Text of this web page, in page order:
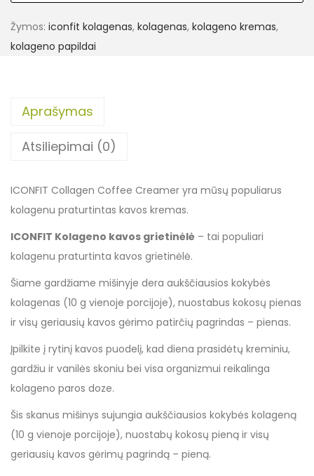
Žymos: iconfit kolagenas, kolagenas, kolageno kremas,
kolageno papildai
Aprašymas
Atsiliepimai (0)
ICONFIT Collagen Coffee Creamer yra mūsų populiarus
kolagenu praturtintas kavos kremas.
ICONFIT Kolageno kavos grietinėlė – tai populiari
kolagenu praturtinta kavos grietinėlė.
Šiame gardžiame mišinyje dera aukščiausios kokybės
kolagenas (10 g vienoje porcijoje), nuostabus kokosų pienas
ir visų geriausių kavos gėrimo patirčių pagrindas – pienas.
Įpilkite į rytinį kavos puodelį, kad diena prasidėtų kreminiu,
gardžiu ir vanilės skoniu bei visa organizmui reikalinga
kolageno paros doze.
Šis skanus mišinys sujungia aukščiausios kokybės kolageną
(10 g vienoje porcijoje), nuostabų kokosų pieną ir visų
geriausių kavos gėrimų pagrindą – pieną.